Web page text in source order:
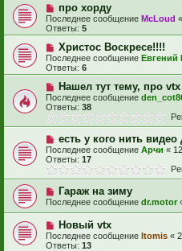
про хорду
Последнее сообщение McLoud «
Ответы: 5
Христос Воскресе!!!!
Последнее сообщение Евгений
Ответы: 6
Нашел тут тему, про vtx
Последнее сообщение
Ответы: 38
есть у кого нить
Последнее сообщение Арчи «
Ответы: 17
Гараж на зиму
Последнее сообщение dr.motor
Новый vtx
Последнее сообщение Itomis «
Ответы: 13